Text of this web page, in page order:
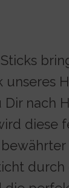
nach
diese